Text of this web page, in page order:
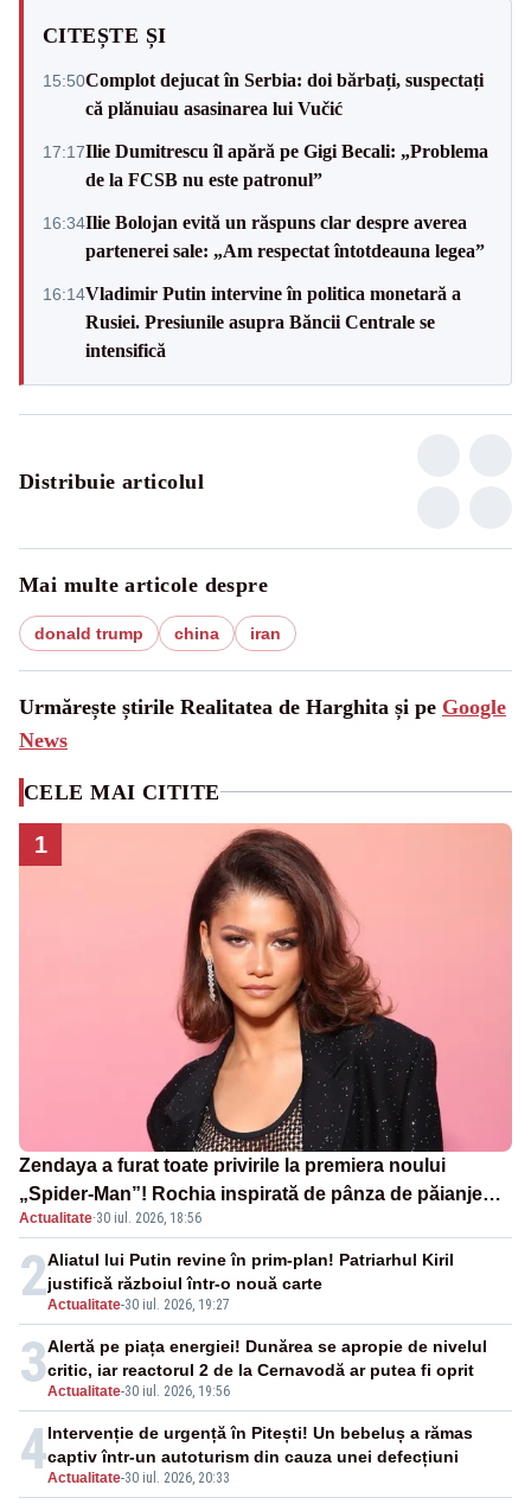
CITEȘTE ȘI
15:50Complot dejucat în Serbia: doi bărbați, suspectați
că plănuiau asasinarea lui Vučić
17:17Ilie Dumitrescu îl apără pe Gigi Becali: „Problema
de la FCSB nu este patronul”
16:34Ilie Bolojan evită un răspuns clar despre averea
partenerei sale: „Am respectat întotdeauna legea”
16:14Vladimir Putin intervine în politica monetară a
Rusiei. Presiunile asupra Băncii Centrale se
intensifică
Distribuie articolul
Mai multe articole despre
donald trump china iran
Urmărește știrile Realitatea de Harghita și pe Google
News
CELE MAI CITITE
1
Zendaya a furat toate privirile la premiera noului
„Spider-Man”! Rochia inspirată de pânza de păianjen a
făcut senzație
Actualitate·30 iul. 2026, 18:56
2Actualitate-30 iul. 2026, 19:27
Aliatul lui Putin revine în prim-plan! Patriarhul Kiril
justifică războiul într-o nouă carte
3Actualitate-30 iul. 2026, 19:56
Alertă pe piața energiei! Dunărea se apropie de nivelul
critic, iar reactorul 2 de la Cernavodă ar putea fi oprit
4Actualitate-30 iul. 2026, 20:33
Intervenție de urgență în Pitești! Un bebeluș a rămas
captiv într-un autoturism din cauza unei defecțiuni